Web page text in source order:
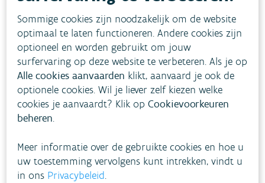
opgestart in 2021.
De invoering van deLEZ
heeft ervoor
gezorgd dat de concentraties zwarte koolstof
lokaal extra daalden. Voor NO
2
zijn er geen
eenduidige aanwijzingen dat de LEZ voor een
extra lokale daling van de concentraties
zorgde. De huidige beperkingen van de LEZ
focussen voornamelijk op het terugdringen
van de uitstoot van roetdeeltjes; het
terugdringen van stikstofdeeltjes wordt
Sommige cookies zijn noodzakelijk om de website
optimaal te laten functioneren. Andere cookies zijn
optioneel en worden gebruikt om jouw
surfervaring op deze website te verbeteren. Als je op
Alle cookies aanvaarden klikt, aanvaard je ook de
optionele cookies. Wil je liever zelf kiezen welke
cookies je aanvaardt? Klik opCookievoorkeuren
beheren.
Meer informatie over de gebruikte cookies en hoe u
uw toestemming vervolgens kunt intrekken, vindt u
in ons Privacybeleid.